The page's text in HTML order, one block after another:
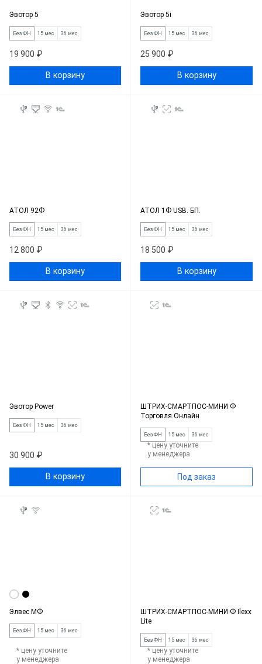
Эвотор 5
Без ФН 15 мес 36 мес
19 900 ₽
В корзину
Эвотор 5i
Без ФН 15 мес 36 мес
25 900 ₽
В корзину
АТОЛ 92Ф
Без ФН 15 мес 36 мес
12 800 ₽
В корзину
АТОЛ 1Ф USB. БП.
Без ФН 15 мес 36 мес
18 500 ₽
В корзину
Эвотор Power
Без ФН 15 мес 36 мес
30 900 ₽
В корзину
ШТРИХ-СМАРТПОС-МИНИ Ф
Торговля.Онлайн
Без ФН 15 мес 36 мес
* цену уточните
у менеджера
Под заказ
Элвес МФ
Без ФН 15 мес 36 мес
* цену уточните
у менеджера
ШТРИХ-СМАРТПОС-МИНИ Ф Ilexx
Lite
Без ФН 15 мес 36 мес
* цену уточните
у менеджера